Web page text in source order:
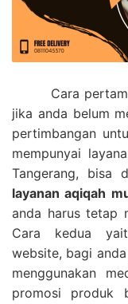
Cara pertama,
jika anda belum
pertimbangan
mempunyai
Tangerang, bisa
layanan aqiqah
anda harus tetap
Cara kedua
website, bagi
menggunakan
promosi produk